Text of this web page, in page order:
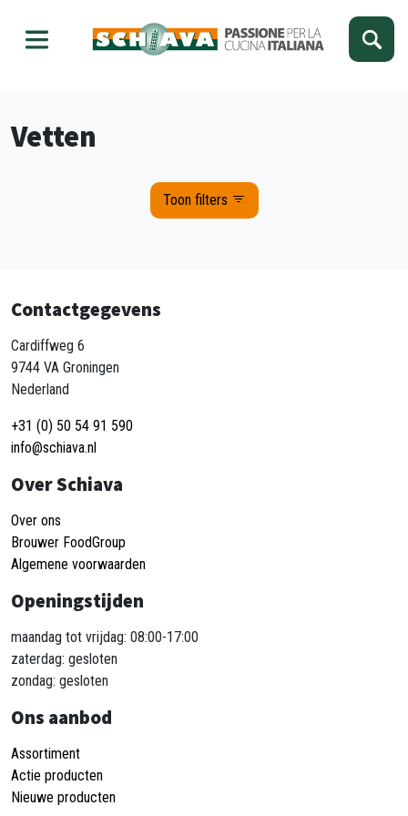
Vetten
Toon filters
Contactgegevens
Cardiffweg 6
9744 VA Groningen
Nederland
+31 (0) 50 54 91 590
info@schiava.nl
Over Schiava
Over ons
Brouwer FoodGroup
Algemene voorwaarden
Openingstijden
maandag tot vrijdag: 08:00-17:00
zaterdag: gesloten
zondag: gesloten
Ons aanbod
Assortiment
Actie producten
Nieuwe producten